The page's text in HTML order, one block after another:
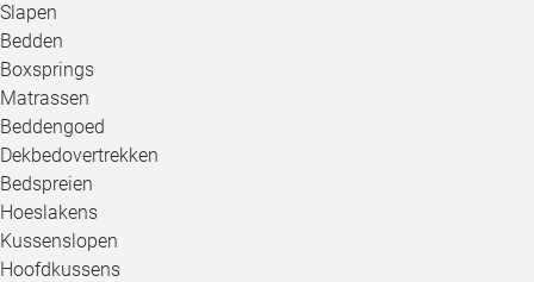
Slapen
Bedden
Boxsprings
Matrassen
Beddengoed
Dekbedovertrekken
Bedspreien
Hoeslakens
Kussenslopen
Hoofdkussens